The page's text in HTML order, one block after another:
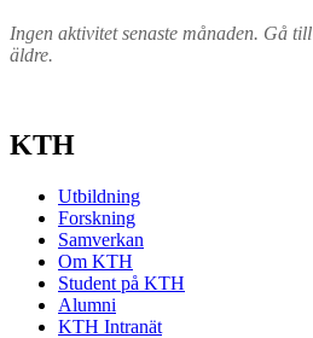
Ingen aktivitet senaste månaden. Gå till
äldre.
KTH
Utbildning
Forskning
Samverkan
Om KTH
Student på KTH
Alumni
KTH Intranät